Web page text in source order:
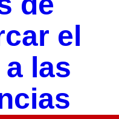
el
las